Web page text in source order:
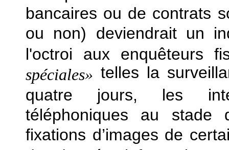
bancaires ou de contrats
ou non) deviendrait un
l'octroi aux enquêteurs
spéciales» telles la
quatre jours, les
téléphoniques au stade
fixations d’images de